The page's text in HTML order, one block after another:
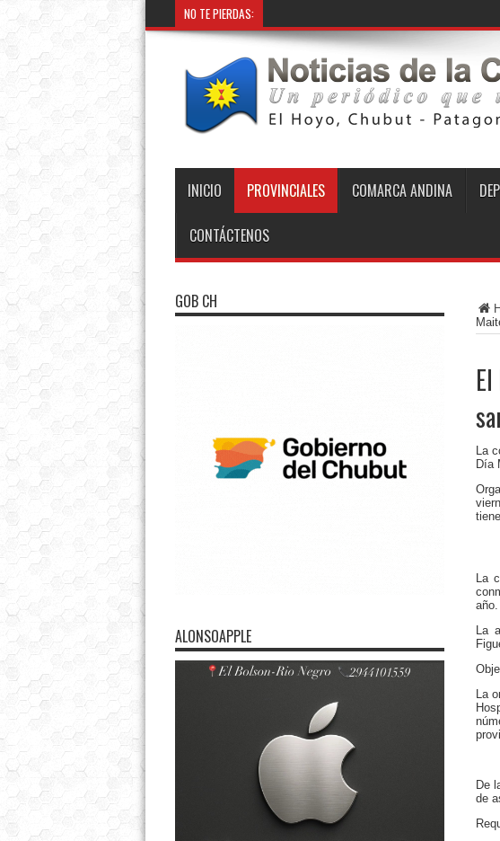
NO TE PIERDAS:
INICIO PROVINCIALES COMARCA ANDINA
CONTÁCTENOS
La
Día
La
año.
La
La
De
de
GOB CH
ALONSOAPPLE